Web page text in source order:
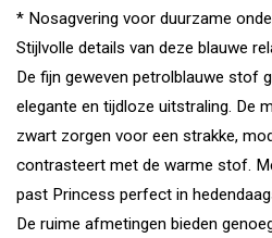
* Nosagvering voor duurzame
Stijlvolle details van deze blauwe
De fijn geweven petrolblauwe stof
elegante en tijdloze uitstraling. De
zwart zorgen voor een strakke,
contrasteert met de warme stof.
past Princess perfect in
De ruime afmetingen bieden